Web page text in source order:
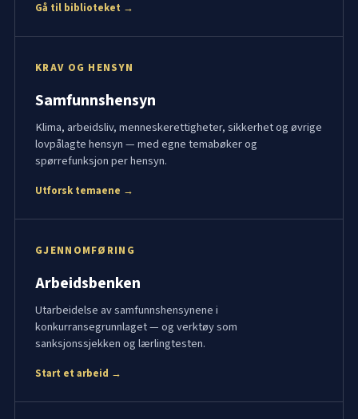
Gå til biblioteket →
KRAV OG HENSYN
Samfunnshensyn
Klima, arbeidsliv, menneskerettigheter, sikkerhet og øvrige
lovpålagte hensyn — med egne temabøker og
spørrefunksjon per hensyn.
Utforsk temaene →
GJENNOMFØRING
Arbeidsbenken
Utarbeidelse av samfunnshensynene i
konkurransegrunnlaget — og verktøy som
sanksjonssjekken og lærlingtesten.
Start et arbeid →